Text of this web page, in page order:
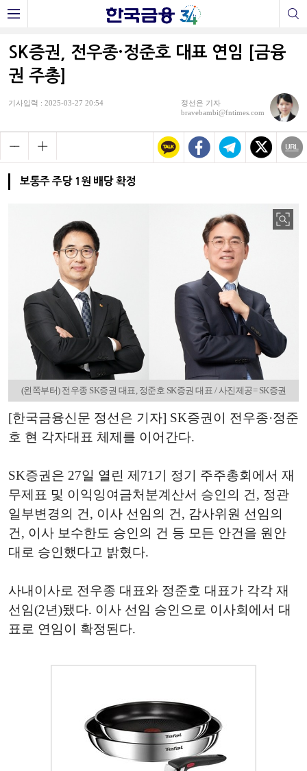
SK증권, 전우종·정준호 대표 연임 [금융
권 주총]
기사입력 : 2025-03-27 20:54
정선은 기자
bravebambi@fntimes.com
보통주 주당 1원 배당 확정
(왼쪽부터) 전우종 SK증권 대표, 정준호 SK증권 대표 / 사진제공= SK증권
[한국금융신문 정선은 기자] SK증권이 전우종·정준
호 현 각자대표 체제를 이어간다.
SK증권은 27일 열린 제71기 정기 주주총회에서 재
무제표 및 이익잉여금처분계산서 승인의 건, 정관
일부변경의 건, 이사 선임의 건, 감사위원 선임의
건, 이사 보수한도 승인의 건 등 모든 안건을 원안
대로 승인했다고 밝혔다.
사내이사로 전우종 대표와 정준호 대표가 각각 재
선임(2년)됐다. 이사 선임 승인으로 이사회에서 대
표로 연임이 확정된다.